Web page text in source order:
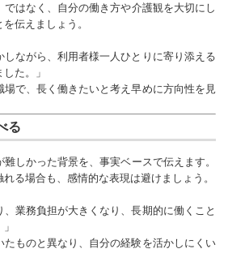
ではなく、自分の働き方や介護観を大切にし
伝えましょう。
しながら、利用者様一人ひとりに寄り添える
た。」
場で、長く働きたいと考え早めに方向性を見
る
しかった背景を、事実ベースで伝えます。
る場合も、感情的な表現は避けましょう。
、業務負担が大きくなり、長期的に働くこと
たものと異なり、自分の経験を活かしにくい